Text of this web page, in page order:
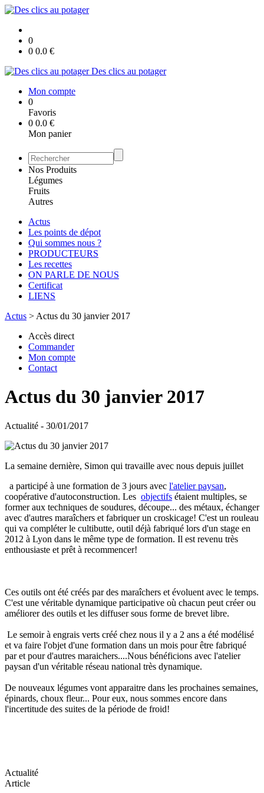
0
0 0.0 €
Des clics au potager
Mon compte
0
Favoris
0 0.0 €
Mon panier
Nos Produits
Légumes
Fruits
Autres
Actus
Les points de dépot
Qui sommes nous ?
PRODUCTEURS
Les recettes
ON PARLE DE NOUS
Certificat
LIENS
Actus > Actus du 30 janvier 2017
Accès direct
Commander
Mon compte
Contact
Actus du 30 janvier 2017
Actualité - 30/01/2017
La semaine dernière, Simon qui travaille avec nous depuis juillet
a participé à une formation de 3 jours avec l'atelier paysan,
coopérative d'autoconstruction. Les objectifs étaient multiples, se
former aux techniques de soudures, découpe... des métaux, échanger
avec d'autres maraîchers et fabriquer un croskicage! C'est un rouleau
qui va compléter le cultibutte, outil déjà fabriqué lors d'un stage en
2012 à Lyon dans le même type de formation. Il est revenu très
enthousiaste et prêt à recommencer!
Ces outils ont été créés par des maraîchers et évoluent avec le temps.
C'est une véritable dynamique participative où chacun peut créer ou
améliorer des outils et les diffuser sous forme de brevet libre.
Le semoir à engrais verts créé chez nous il y a 2 ans a été modélisé
et va faire l'objet d'une formation dans un mois pour être fabriqué
par et pour d'autres maraichers....Nous bénéficions avec l'atelier
paysan d'un véritable réseau national très dynamique.
De nouveaux légumes vont apparaitre dans les prochaines semaines,
épinards, choux fleur... Pour eux, nous sommes encore dans
l'incertitude des suites de la période de froid!
Actualité
Article